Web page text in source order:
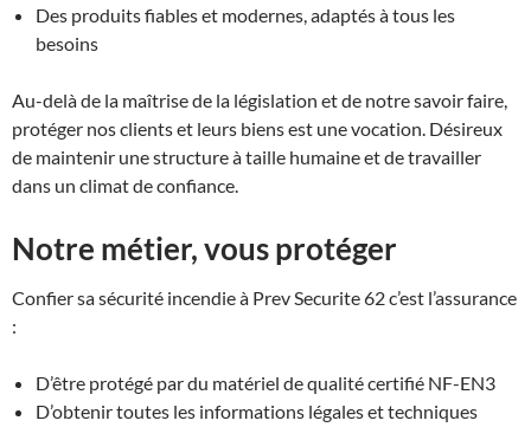
Des produits fiables et modernes, adaptés à tous les
besoins
Au-delà de la maîtrise de la législation et de notre savoir faire,
protéger nos clients et leurs biens est une vocation. Désireux
de maintenir une structure à taille humaine et de travailler
dans un climat de confiance.
Notre métier, vous protéger
Confier sa sécurité incendie à Prev Securite 62 c’est l’assurance
:
D’être protégé par du matériel de qualité certifié NF-EN3
D’obtenir toutes les informations légales et techniques